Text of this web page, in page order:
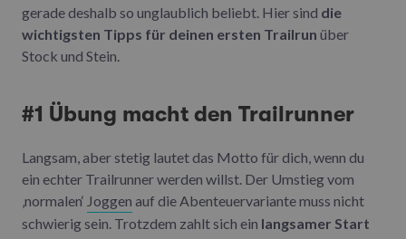
gerade deshalb so unglaublich beliebt. Hier sind die
wichtigsten Tipps für deinen ersten Trailrun über
Stock und Stein.
#1 Übung macht den Trailrunner
Langsam, aber stetig lautet das Motto für dich, wenn du
ein echter Trailrunner werden willst. Der Umstieg vom
‚normalen‘ Joggen auf die Abenteuervariante muss nicht
schwierig sein. Trotzdem zahlt sich ein langsamer Start